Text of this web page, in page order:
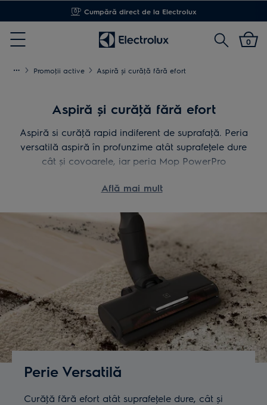
Cumpără direct de la Electrolux
Menu
Cautare0
Promoţii active Aspiră și curăţă fără efort
Aspiră și curăţă fără efort
Aspiră si curăţă rapid indiferent de suprafaţă. Peria
versatilă aspiră în profunzime atât suprafeţele dure
cât și covoarele, iar peria Mop PowerPro
persistentă cu ajutorul lavetelor sale rotative.
Află mai mult
Perie Versatilă
Curăţă fără efort atât suprafeţele dure, cât și